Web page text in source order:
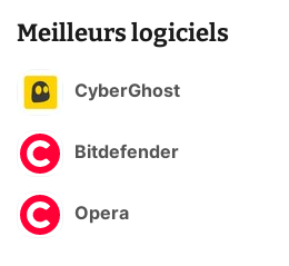
Meilleurs logiciels
CyberGhost
Bitdefender
Opera